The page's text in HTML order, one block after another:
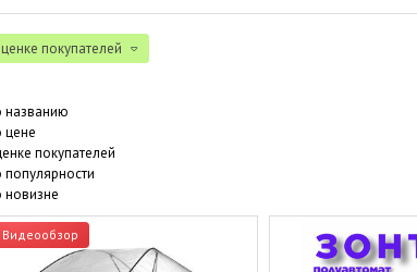
покупателей
названию
цене
покупателей
популярности
новизне
Видеообзор